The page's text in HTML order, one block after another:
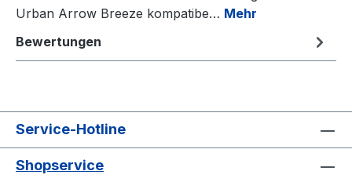
Urban Arrow Breeze kompatibe… Mehr
Bewertungen
Service-Hotline
Shopservice